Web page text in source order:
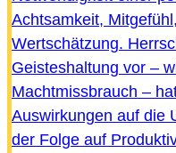
Achtsamkeit,
Wertschätzung.
Geisteshaltung vor –
Machtmissbrauch –
Auswirkungen auf die
der Folge auf